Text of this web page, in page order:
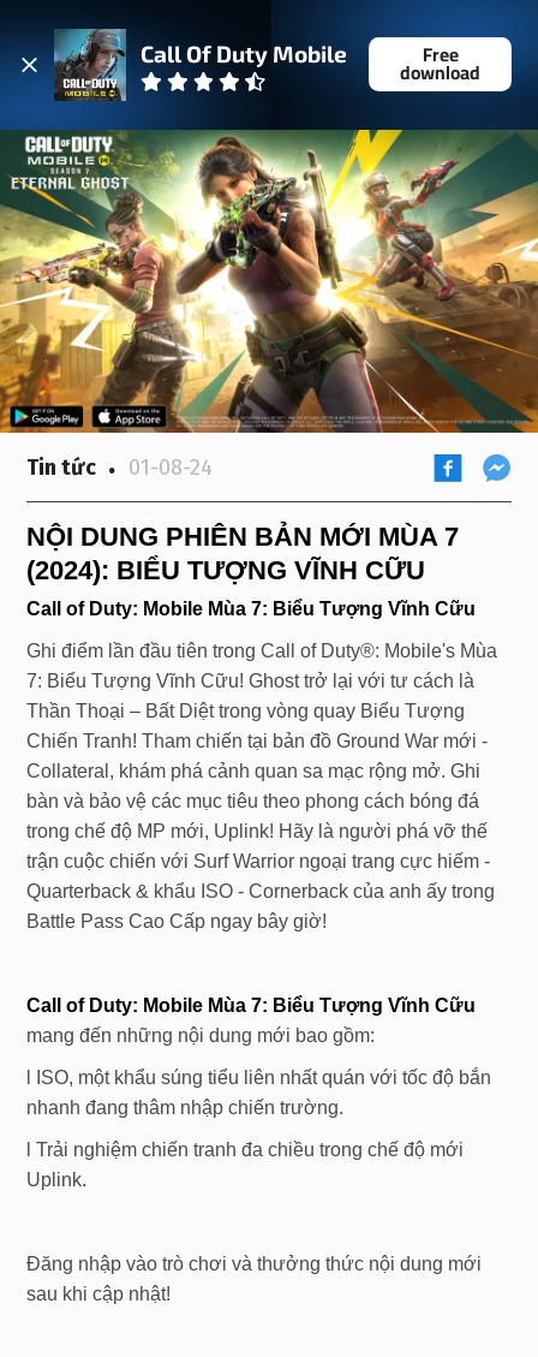
Call Of Duty Mobile Free
download
Tin tức 01-08-24
NỘI DUNG PHIÊN BẢN MỚI MÙA 7
(2024): BIỂU TƯỢNG VĨNH CỮU
Call of Duty: Mobile Mùa 7: Biểu Tượng Vĩnh Cữu
Ghi điểm lần đầu tiên trong Call of Duty®: Mobile's Mùa
7: Biểu Tượng Vĩnh Cữu! Ghost trở lại với tư cách là
Thần Thoại– Bất Diệt trong vòng quay Biểu Tượng
Chiến Tranh! Tham chiến tại bản đồ Ground War mới -
Collateral, khám phá cảnh quan sa mạc rộng mở. Ghi
bàn và bảo vệ các mục tiêu theo phong cách bóng đá
trong chế độ MP mới, Uplink! Hãy là người phá vỡ thế
trận cuộc chiến với Surf Warrior ngoại trang cực hiếm -
Quarterback & khẩu ISO - Cornerback của anh ấy trong
Battle Pass Cao Cấp ngay bây giờ!
Call of Duty: Mobile Mùa 7: Biểu Tượng Vĩnh Cữu
mang đến những nội dung mới bao gồm:
l ISO, một khẩu súng tiểu liên nhất quán với tốc độ bắn
nhanh đang thâm nhập chiến trường.
l Trải nghiệm chiến tranh đa chiều trong chế độ mới
Uplink.
Đăng nhập vào trò chơi và thưởng thức nội dung mới
sau khi cập nhật!